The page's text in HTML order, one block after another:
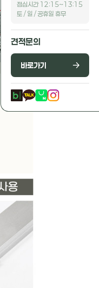
점심시간 12:15~13:15
토 / 일 / 공휴일 휴무
견적문의
바로가기